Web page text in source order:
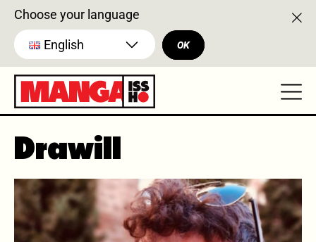
Choose your language
English OK
Drawill